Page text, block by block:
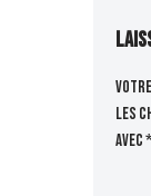
Les
avec*